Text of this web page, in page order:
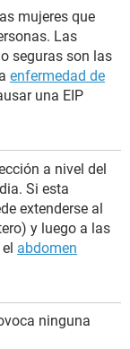
mujeres que
Las
seguras son las
enfermedad de
una EIP
a nivel del
Si esta
extenderse al
y luego a las
abdomen
ninguna